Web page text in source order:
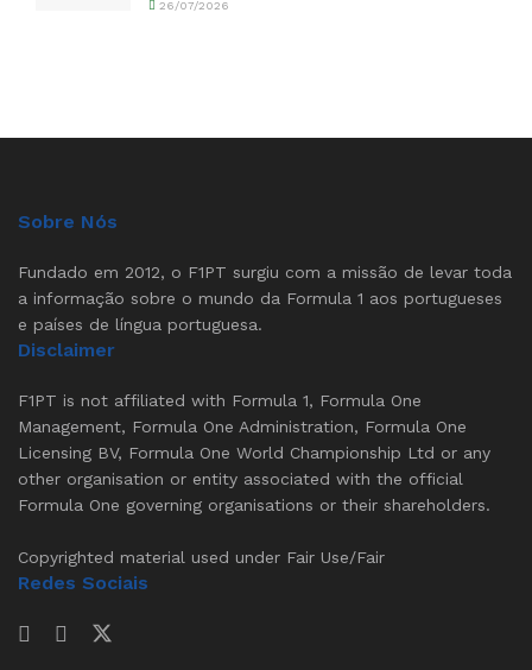
26/07/2026
Sobre Nós
Fundado em 2012, o F1PT surgiu com a missão de levar toda
a informação sobre o mundo da Formula 1 aos portugueses
e países de língua portuguesa.
Disclaimer
F1PT is not affiliated with Formula 1, Formula One
Management, Formula One Administration, Formula One
Licensing BV, Formula One World Championship Ltd or any
other organisation or entity associated with the official
Formula One governing organisations or their shareholders.
Copyrighted material used under Fair Use/Fair
Redes Sociais